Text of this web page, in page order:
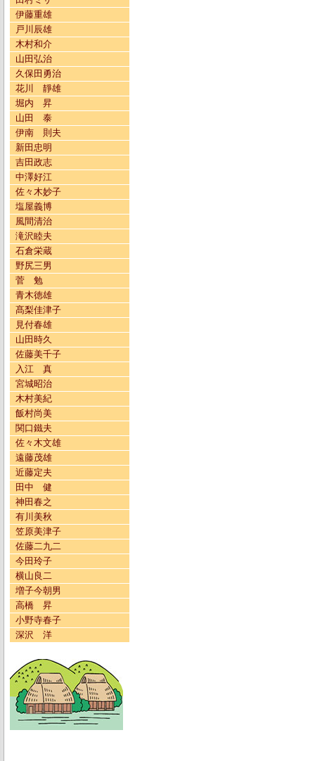
伊藤重雄
戸川辰雄
木村和介
山田弘治
久保田勇治
花川 靜雄
堀内 昇
山田 泰
伊南 則夫
新田忠明
吉田政志
中澤好江
佐々木妙子
塩屋義博
風間清治
滝沢睦夫
石倉栄蔵
野尻三男
菅 勉
青木徳雄
髙梨佳津子
見付春雄
山田時久
佐藤美千子
入江 真
宮城昭治
木村美紀
飯村尚美
関口鐵夫
佐々木文雄
遠藤茂雄
近藤定夫
田中 健
神田春之
有川美秋
笠原美津子
佐藤二九二
今田玲子
横山良二
増子今朝男
高橋 昇
小野寺春子
深沢 洋